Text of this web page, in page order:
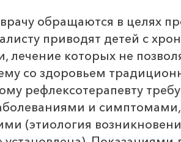
обращаются в целях
приводят детей с
лечение которых не
со здоровьем
рефлексотерапевту
и
(этиология